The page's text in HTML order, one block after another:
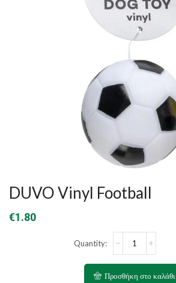
DUVO Vinyl Football
€1.80
Προσθήκη στο καλάθι